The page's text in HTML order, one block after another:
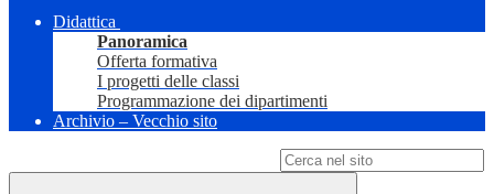
Didattica
Panoramica
Offerta formativa
I progetti delle classi
Programmazione dei dipartimenti
Archivio – Vecchio sito